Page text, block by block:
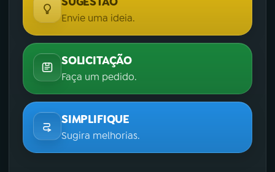
Envie uma ideia.
SOLICITAÇÃO
Faça um pedido.
SIMPLIFIQUE
Sugira melhorias.